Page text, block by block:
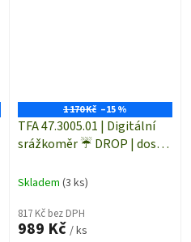
1 170 Kč –15 %
TFA 47.3005.01 | Digitální
srážkoměr ☔ DROP | dosah
Skladem (3 ks)
817 Kč bez DPH
989 Kč / ks